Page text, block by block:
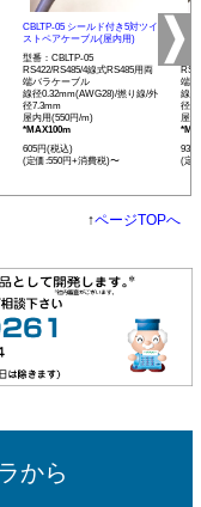
CBLTP-05 シールド付き5対ツイ
ストペアケーブル(屋内用)
型番：CBLTP-05
RS422/RS485/4線式RS485用両
端バラケーブル
線径0.32mm(AWG28)/撚り線/外
径7.3mm
屋内用(550円/m)
*MAX100m
605円(税込)
(定価:550円+消費税)〜
イ
端
線
径
屋
935
(定
↑ページTOPへ
から